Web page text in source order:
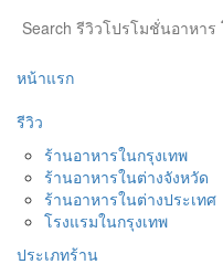
หน้าแรก
รีวิว
ร้านอาหารในกรุงเทพ
ร้านอาหารในต่างจังหวัด
ร้านอาหารในต่างประเทศ
โรงแรมในกรุงเทพ
ประเภทร้าน